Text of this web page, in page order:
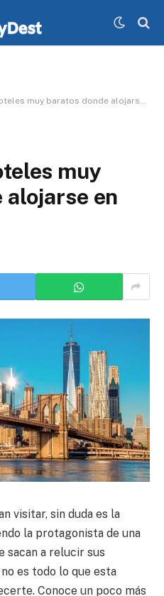
muy baratos donde alojarse en Nueva York
muy
alojarse en
visitar, sin duda es la
la protagonista de una
sacan a relucir sus
es todo lo que esta
Conoce un poco más